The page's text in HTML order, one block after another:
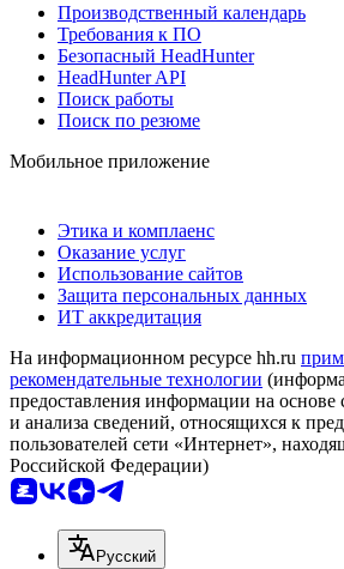
Производственный календарь
Требования к ПО
Безопасный HeadHunter
HeadHunter API
Поиск работы
Поиск по резюме
Мобильное приложение
Этика и комплаенс
Оказание услуг
Использование сайтов
Защита персональных данных
ИТ аккредитация
На информационном ресурсе hh.ru
рекомендательные технологии
предоставления информации на основе
и анализа сведений, относящихся к
пользователей сети «Интернет»,
Российской Федерации)
Русский